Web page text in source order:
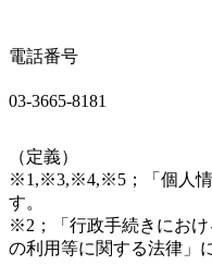
電話番号
03-3665-8181
（定義）
※1,※3,※4,※5；「個人情
す。
※2；「行政手続きにお
の利用等に関する法律」